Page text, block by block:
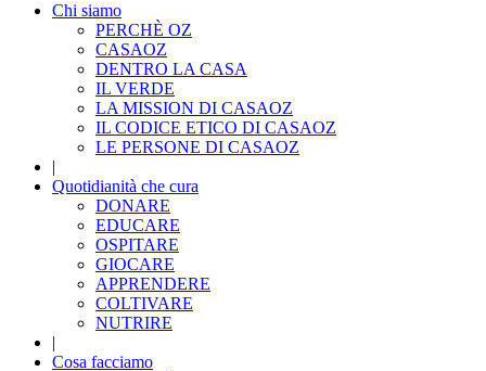
Chi siamo
PERCHÈ OZ
CASAOZ
DENTRO LA CASA
IL VERDE
LA MISSION DI CASAOZ
IL CODICE ETICO DI CASAOZ
LE PERSONE DI CASAOZ
|
Quotidianità che cura
DONARE
EDUCARE
OSPITARE
GIOCARE
APPRENDERE
COLTIVARE
NUTRIRE
|
Cosa facciamo